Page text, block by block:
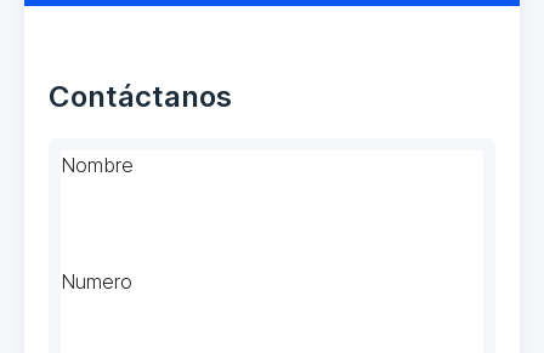
Contáctanos
Nombre
Numero